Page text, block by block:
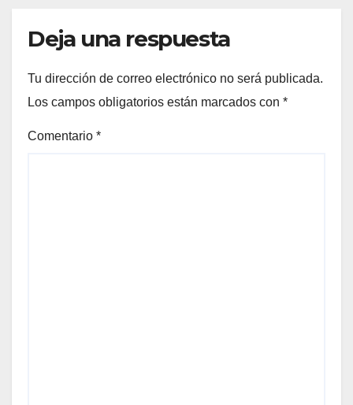
Deja una respuesta
Tu dirección de correo electrónico no será publicada.
Los campos obligatorios están marcados con *
Comentario *